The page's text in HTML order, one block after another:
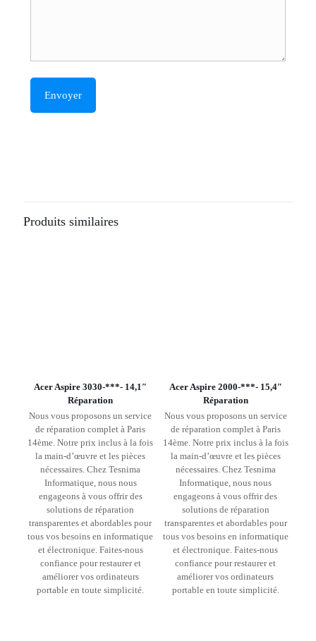
Produits similaires
Acer Aspire 3030-***- 14,1″
Réparation
Nous vous proposons un service
de réparation complet à Paris
14ème. Notre prix inclus à la fois
la main-d’œuvre et les pièces
nécessaires. Chez Tesnima
Informatique, nous nous
engageons à vous offrir des
solutions de réparation
transparentes et abordables pour
tous vos besoins en informatique
et électronique. Faites-nous
confiance pour restaurer et
améliorer vos ordinateurs
portable en toute simplicité.
Acer Aspire 2000-***- 15,4″
Réparation
Nous vous proposons un service
de réparation complet à Paris
14ème. Notre prix inclus à la fois
la main-d’œuvre et les pièces
nécessaires. Chez Tesnima
Informatique, nous nous
engageons à vous offrir des
solutions de réparation
transparentes et abordables pour
tous vos besoins en informatique
et électronique. Faites-nous
confiance pour restaurer et
améliorer vos ordinateurs
portable en toute simplicité.